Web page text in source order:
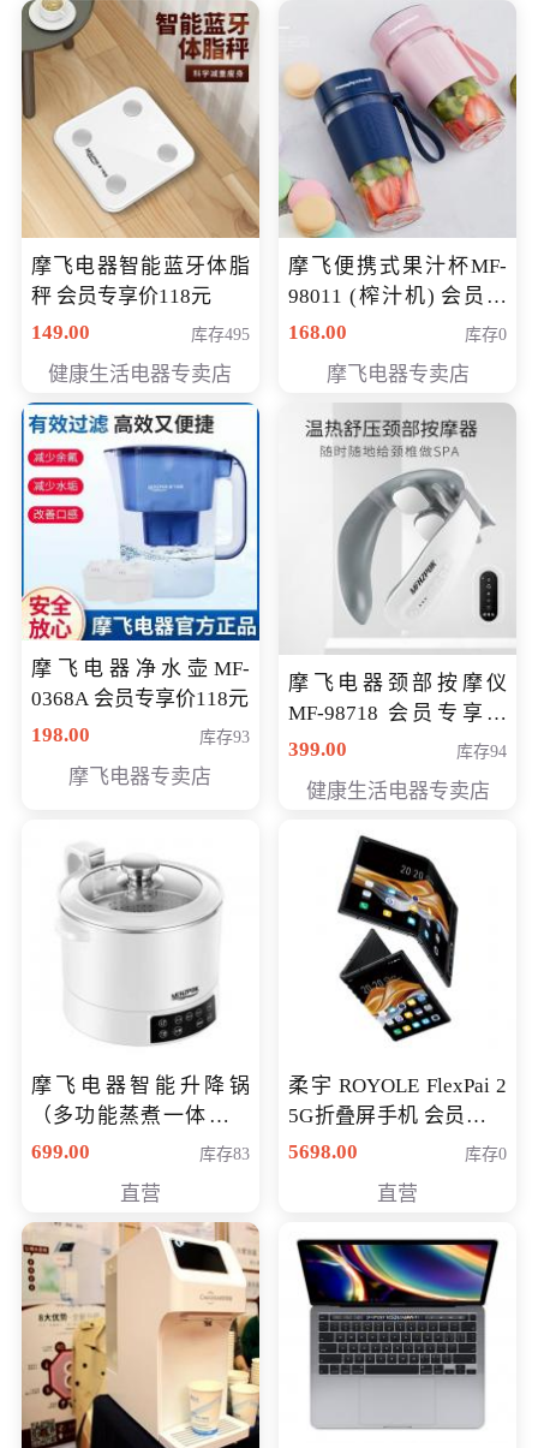
摩飞电器智能蓝牙体脂
秤 会员专享价118元
149.00
库存495
健康生活电器专卖店
摩飞便携式果汁杯MF-
98011 (榨汁机) 会员专
享价138元
168.00 库存0
摩飞电器专卖店
摩飞电器净水壶MF-
0368A 会员专享价118元
198.00
库存93
摩飞电器专卖店
摩飞电器颈部按摩仪
MF-98718 会员专享价
299元
399.00 库存94
健康生活电器专卖店
摩飞电器智能升降锅
（多功能蒸煮一体锅）
（智能升降养生锅） 会
699.00 库存83
直营
柔宇 ROYOLE FlexPai 2
5G折叠屏手机 会员专享
购买价格 4998元
5698.00 库存0
直营